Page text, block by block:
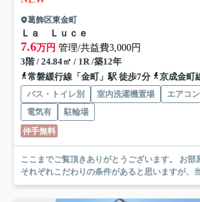
葛飾区東金町
Ｌａ Ｌｕｃｅ
7.6万円 管理/共益費3,000円
3階 / 24.84㎡ / 1R /築12年
常磐緩行線「金町」駅 徒歩7分
京成金町線
バス・トイレ別 室内洗濯機置場 エアコン
電気有
駐輪場
仲手無料
ここまでご覧頂きありがとうございます。 お部屋探しの際には、皆さま
それぞれこだわりの条件があると思いますが、